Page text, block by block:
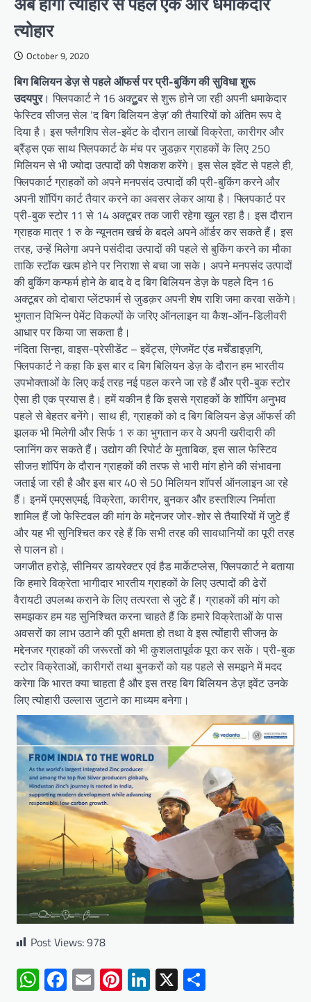
त्योहार
October 9, 2020
बिग बिलियन डेज़ से पहले ऑफर्स पर प्री-बुकिंग की सुविधा शुरू
उदयपुर। फ्लिपकार्ट ने 16 अक्टूुबर से शुरू होने जा रही अपनी धमाकेदार
फेस्टिव सीजऩ सेल ‘द बिग बिलियन डेज़’ की तैयारियों को अंतिम रूप दे
दिया है। इस फ्लैगशिप सेल-इवेंट के दौरान लाखों विक्रेता, कारीगर और
ब्रैंड्स एक साथ फ्लिपकार्ट के मंच पर जुडक़र ग्राहकों के लिए 250
मिलियन से भी ज्योदा उत्पादों की पेशकश करेंगे। इस सेल इवेंट से पहले ही,
फ्लिपकार्ट ग्राहकों को अपने मनपसंद उत्पादों की प्री-बुकिंग करने और
अपनी शॉपिंग कार्ट तैयार करने का अवसर लेकर आया है। फ्लिपकार्ट पर
प्री-बुक स्टोर 11 से 14 अक्टूबर तक जारी रहेगा खुल रहा है। इस दौरान
ग्राहक मात्र 1 रु के न्यूनतम खर्च के बदले अपने ऑर्डर कर सकते हैं। इस
तरह, उन्हें मिलेगा अपने पसंदीदा उत्पादों की पहले से बुकिंग करने का मौका
ताकि स्टॉक खत्म होने पर निराशा से बचा जा सके। अपने मनपसंद उत्पादों
की बुकिंग कन्फर्म होने के बाद वे द बिग बिलियन डेज़ के पहले दिन 16
अक्टूबर को दोबारा प्लेंटफार्म से जुडक़र अपनी शेष राशि जमा करवा सकेंगे।
भुगतान विभिन्न पेमेंट विकल्पों के जरिए ऑनलाइन या कैश-ऑन-डिलीवरी
आधार पर किया जा सकता है।
नंदिता सिन्हा, वाइस-प्रेसीडेंट – इवेंट्स, एंगेजमेंट एंड मर्चेंडाइज़गि,
फ्लिपकार्ट ने कहा कि इस बार द बिग बिलियन डेज़ के दौरान हम भारतीय
उपभोक्ताओं के लिए कई तरह नई पहल करने जा रहे हैं और प्री-बुक स्टोर
ऐसा ही एक प्रयास है। हमें यकीन है कि इससे ग्राहकों के शॉपिंग अनुभव
पहले से बेहतर बनेंगे। साथ ही, ग्राहकों को द बिग बिलियन डेज़ ऑफर्स की
झलक भी मिलेगी और सिर्फ 1 रु का भुगतान कर वे अपनी खरीदारी की
प्लानिंग कर सकते हैं। उद्योग की रिपोर्ट के मुताबिक, इस साल फेस्टिव
सीजऩ शॉपिंग के दौरान ग्राहकों की तरफ से भारी मांग होने की संभावना
जताई जा रही है और इस बार 40 से 50 मिलियन शॉपर्स ऑनलाइन आ रहे
हैं। इनमें एमएसएमई, विक्रेता, कारीगर, बुनकर और हस्तशिल्प निर्माता
शामिल हैं जो फेस्टिवल की मांग के मद्देनजर जोर-शोर से तैयारियों में जुटे हैं
और यह भी सुनिश्चित कर रहे हैं कि सभी तरह की सावधानियों का पूरी तरह
से पालन हो।
जगजीत हरोड़े, सीनियर डायरेक्टर एवं हैड मार्केटप्लेस, फ्लिपकार्ट ने बताया
कि हमारे विक्रेता भागीदार भारतीय ग्राहकों के लिए उत्पादों की ढेरों
वैरायटी उपलब्ध कराने के लिए तत्परता से जुटे हैं। ग्राहकों की मांग को
समझकर हम यह सुनिश्चित करना चाहते हैं कि हमारे विक्रेताओं के पास
अवसरों का लाभ उठाने की पूरी क्षमता हो तथा वे इस त्योंहारी सीजऩ के
मद्देनजर ग्राहकों की जरूरतों को भी कुशलतापूर्वक पूरा कर सकें। प्री-बुक
स्टोर विक्रेताओं, कारीगरों तथा बुनकरों को यह पहले से समझने में मदद
करेगा कि भारत क्या चाहता है और इस तरह बिग बिलियन डेज़ इवेंट उनके
लिए त्योहारी उल्लास जुटाने का माध्यम बनेगा।
Post Views:978
WhatsApp
Facebook
EmailPinterest
LinkedIn
X